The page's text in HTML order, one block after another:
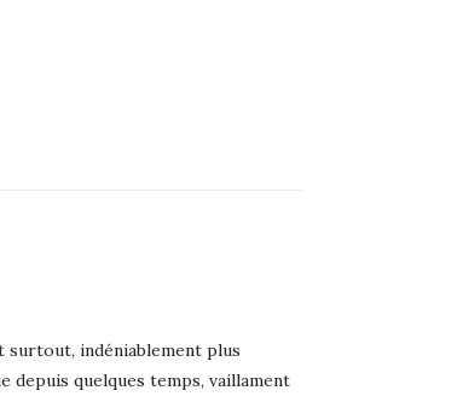
surtout, indéniablement plus
depuis quelques temps, vaillament